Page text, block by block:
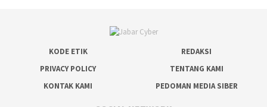
KODE ETIK
REDAKSI
PRIVACY POLICY
TENTANG KAMI
KONTAK KAMI
PEDOMAN MEDIA SIBER